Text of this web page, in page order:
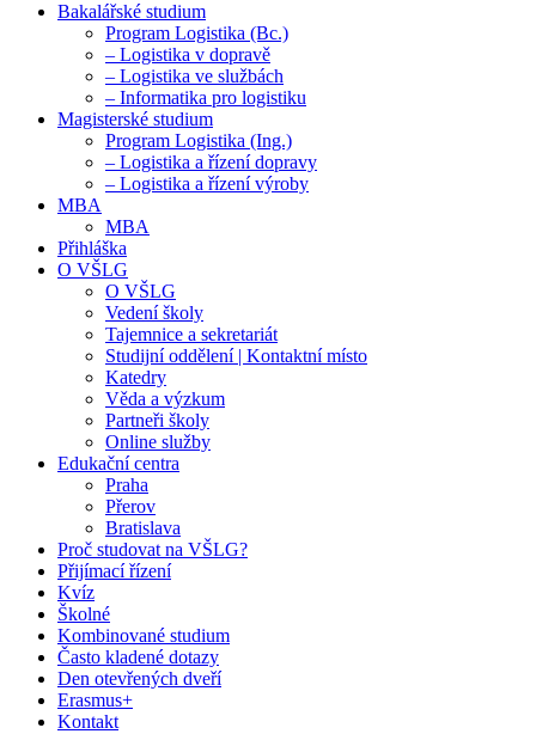
Bakalářské studium
Program Logistika (Bc.)
– Logistika v dopravě
– Logistika ve službách
– Informatika pro logistiku
Magisterské studium
Program Logistika (Ing.)
– Logistika a řízení dopravy
– Logistika a řízení výroby
MBA
MBA
Přihláška
O VŠLG
O VŠLG
Vedení školy
Tajemnice a sekretariát
Studijní oddělení | Kontaktní místo
Katedry
Věda a výzkum
Partneři školy
Online služby
Edukační centra
Praha
Přerov
Bratislava
Proč studovat na VŠLG?
Přijímací řízení
Kvíz
Školné
Kombinované studium
Často kladené dotazy
Den otevřených dveří
Erasmus+
Kontakt